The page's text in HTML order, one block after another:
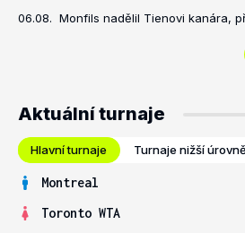
06.08. Monfils nadělil Tienovi kanára,
Aktuální turnaje
Hlavní turnaje Turnaje nižší úrovně
Montreal
Toronto WTA